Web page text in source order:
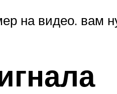
на видео. вам